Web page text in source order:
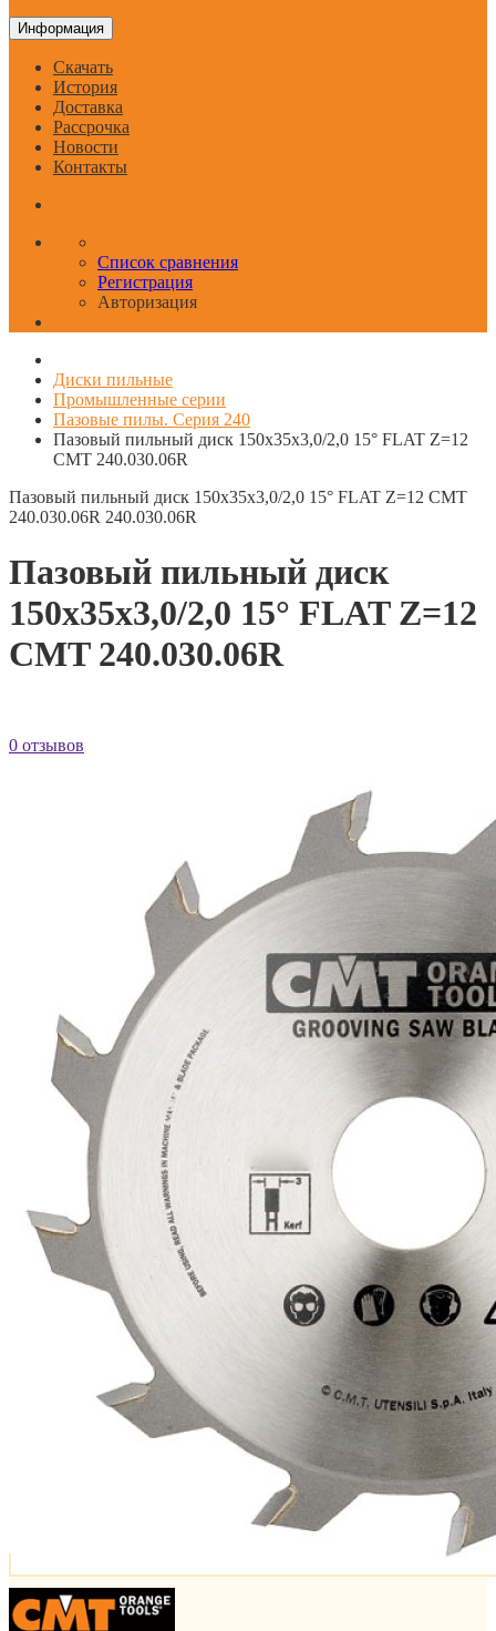
Информация
Скачать
История
Доставка
Рассрочка
Новости
Контакты
Список сравнения
Регистрация
Авторизация
Диски пильные
Промышленные серии
Пазовые пилы. Серия 240
Пазовый пильный диск 150x35x3,0/2,0 15° FLAT Z=12
CMT 240.030.06R
Пазовый пильный диск 150x35x3,0/2,0 15° FLAT Z=12 CMT
240.030.06R 240.030.06R
Пазовый пильный диск
150x35x3,0/2,0 15° FLAT Z=12
CMT 240.030.06R
0 отзывов